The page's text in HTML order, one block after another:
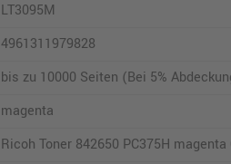
LT3095M
4961311979828
bis zu 10000 Seiten (Bei 5%
magenta
Ricoh Toner 842650 PC375H magenta